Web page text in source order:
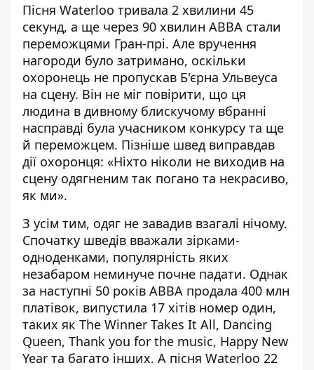
Пісня Waterloo тривала 2 хвилини 45
секунд, а ще через 90 хвилин ABBA стали
переможцями Гран-прі. Але вручення
нагороди було затримано, оскільки
охоронець не пропускав Б'єрна Ульвеуса
на сцену. Він не міг повірити, що ця
людина в дивному блискучому вбранні
насправді була учасником конкурсу та ще
й переможцем. Пізніше швед виправдав
дії охоронця: «Ніхто ніколи не виходив на
сцену одягненим так погано та некрасиво,
як ми».
З усім тим, одяг не завадив взагалі нічому.
Спочатку шведів вважали зірками-
одноденками, популярність яких
незабаром неминуче почне падати. Однак
за наступні 50 років ABBA продала 400 млн
платівок, випустила 17 хітів номер один,
таких як The Winner Takes It All, Dancing
Queen, Thank you for the music, Happy New
Year та багато інших. А пісня Waterloo 22